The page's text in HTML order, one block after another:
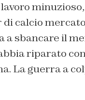
calcio
a sbancare il
riparato
. La guerra a